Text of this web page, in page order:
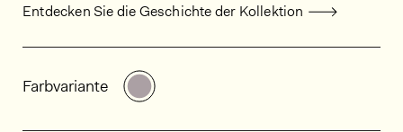
Entdecken Sie die Geschichte der Kollektion
Allgemeine Produktinformationen
Farbvariante Weitere Varianten entdecken: